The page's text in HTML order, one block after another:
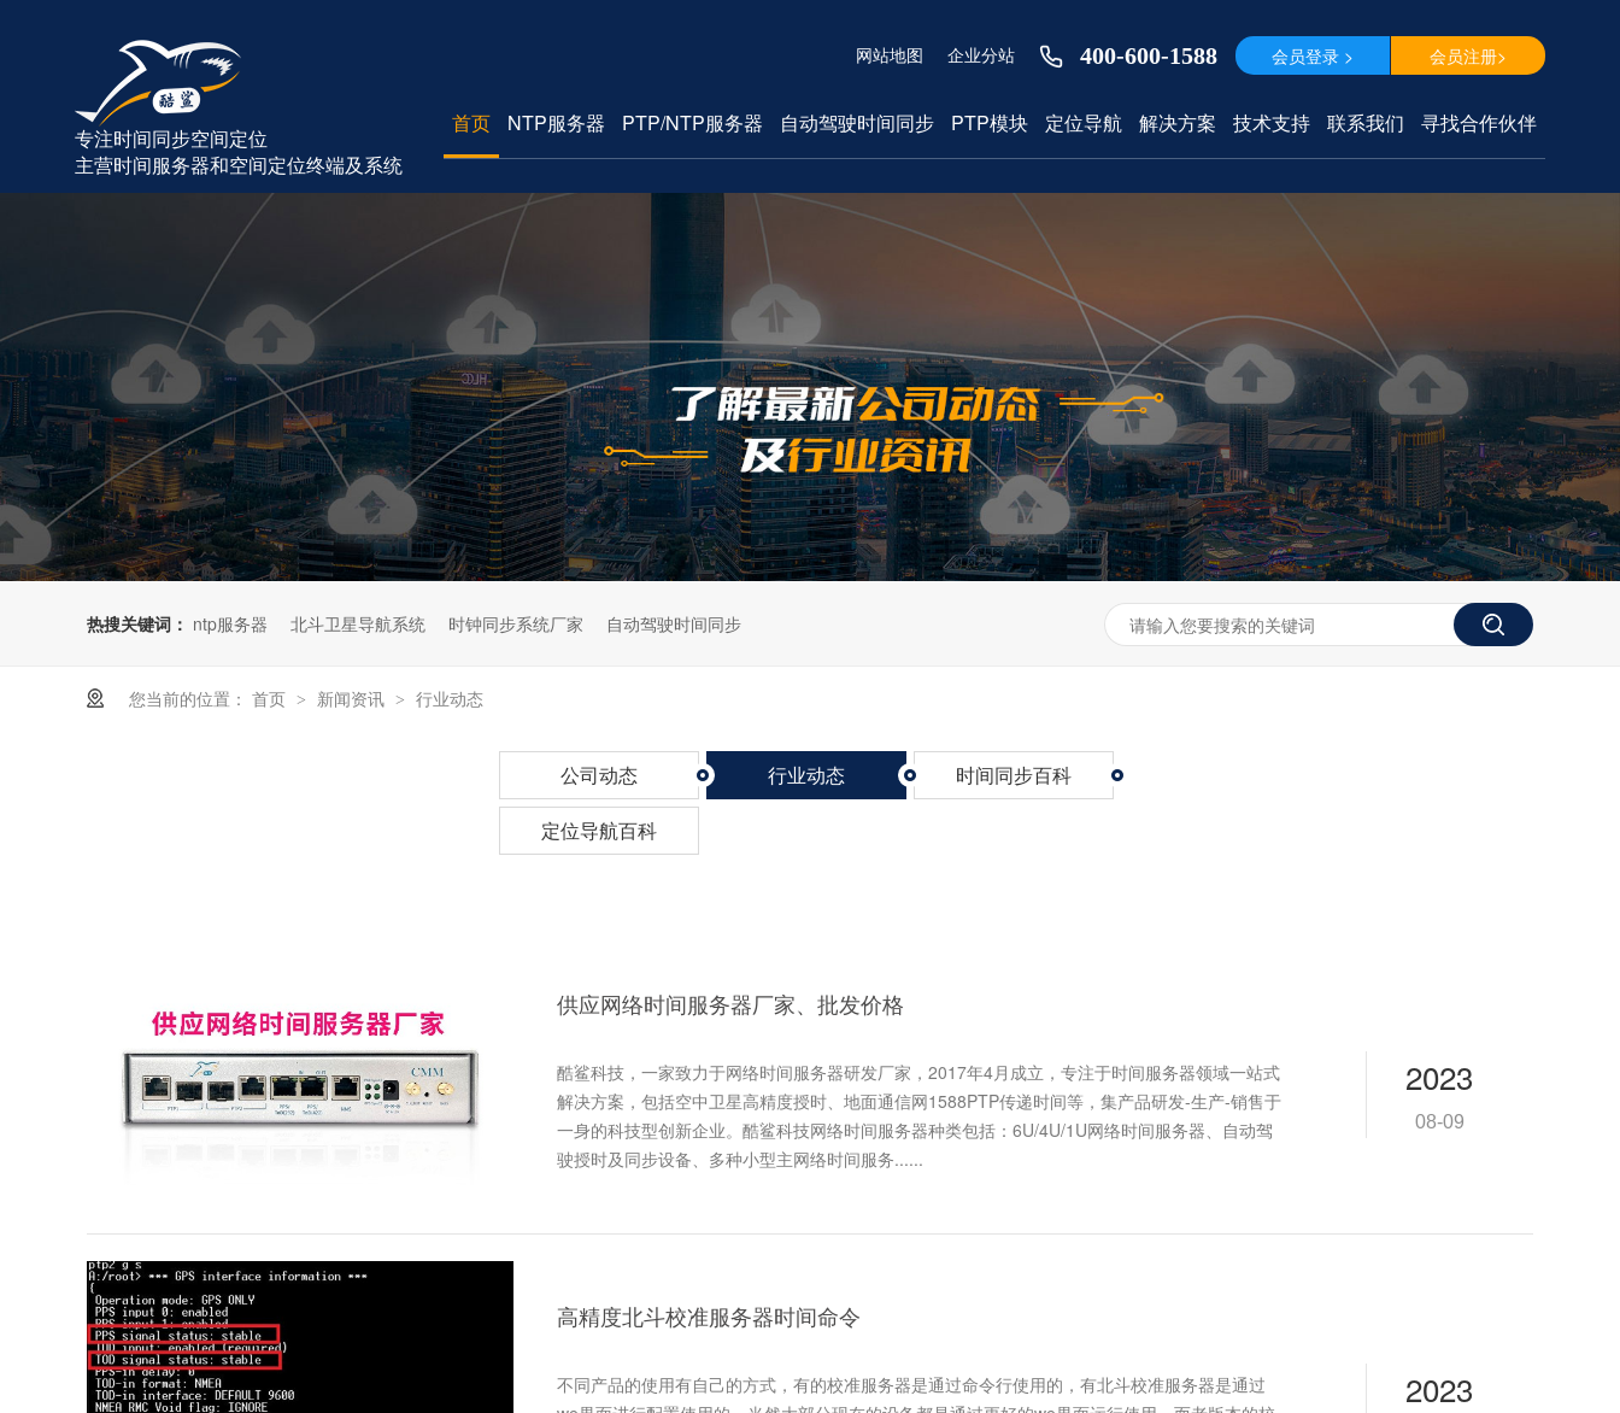
专注时间同步空间定位
主营时间服务器和空间定位终端及系统
网站地图 企业分站 400-600-1588 会员登录 > 会员注册>
首页 NTP服务器 PTP/NTP服务器 自动驾驶时间同步 PTP模块 定位导航 解决方案 技术支持 联系我们 寻找合作伙伴
热搜关键词： ntp服务器 北斗卫星导航系统 时钟同步系统厂家 自动驾驶时间同步
您当前的位置： 首页 > 新闻资讯 > 行业动态
公司动态 行业动态
时间同步百科
定位导航百科
2023
08-09
供应网络时间服务器厂家、批发价格
酷鲨科技，一家致力于网络时间服务器研发厂家，2017年4月成立，专注于时间服务器领域一站式
解决方案，包括空中卫星高精度授时、地面通信网1588PTP传递时间等，集产品研发-生产-销售于
一身的科技型创新企业。酷鲨科技网络时间服务器种类包括：6U/4U/1U网络时间服务器、自动驾
驶授时及同步设备、多种小型主网络时间服务......
2023
高精度北斗校准服务器时间命令
不同产品的使用有自己的方式，有的校准服务器是通过命令行使用的，有北斗校准服务器是通过